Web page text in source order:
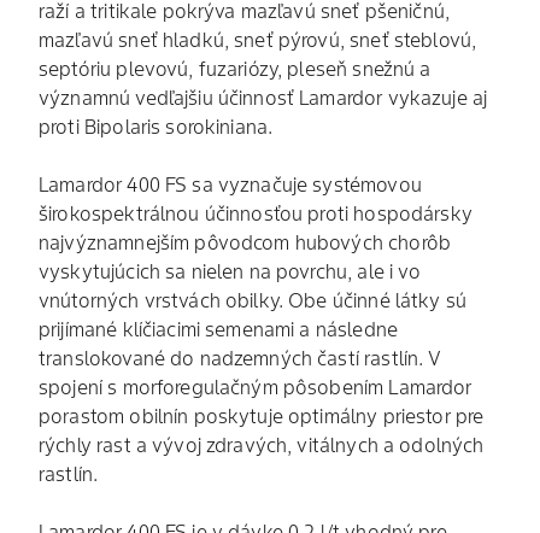
raží a tritikale pokrýva mazľavú sneť pšeničnú,
mazľavú sneť hladkú, sneť pýrovú, sneť steblovú,
septóriu plevovú, fuzariózy, pleseň snežnú a
významnú vedľajšiu účinnosť Lamardor vykazuje aj
proti Bipolaris sorokiniana.
Lamardor 400 FS sa vyznačuje systémovou
širokospektrálnou účinnosťou proti hospodársky
najvýznamnejším pôvodcom hubových chorôb
vyskytujúcich sa nielen na povrchu, ale i vo
vnútorných vrstvách obilky. Obe účinné látky sú
prijímané klíčiacimi semenami a následne
translokované do nadzemných častí rastlín. V
spojení s morforegulačným pôsobením Lamardor
porastom obilnín poskytuje optimálny priestor pre
rýchly rast a vývoj zdravých, vitálnych a odolných
rastlín.